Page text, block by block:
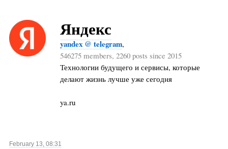
Яндекс
yandex @ telegram,
546275 members, 2260 posts since 2015
Технологии будущего и сервисы, которые
делают жизнь лучше уже сегодня
ya.ru
February 13, 08:31